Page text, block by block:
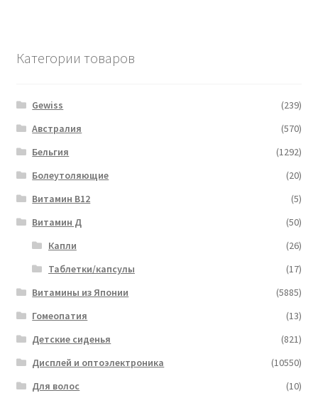
Категории товаров
Gewiss
(239)
Австралия
(570)
Бельгия
(1292)
Болеутоляющие
(20)
Витамин B12
(5)
Витамин Д
(50)
Капли
(26)
Таблетки/капсулы
(17)
Витамины из Японии
(5885)
Гомеопатия
(13)
Детские сиденья
(821)
Дисплей и оптоэлектроника
(10550)
Для волос
(10)